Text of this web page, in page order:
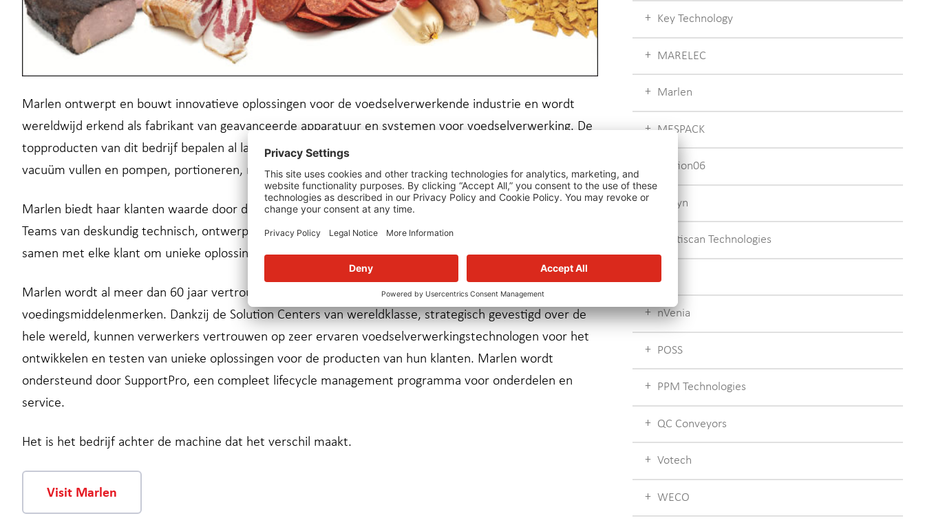
Marlen ontwerpt en bouwt innovatieve oplossingen voor de voedselverwerkende industrie en wordt
wereldwijd erkend als fabrikant van geavanceerde apparatuur en systemen voor voedselverwerking. De
topproducten van dit bedrijf bepalen al lange tijd de norm voor kwaliteit en prestaties op het gebied van
vacuüm vullen en pompen, portioneren, maatverkleining, thermische verwerking en voedselverwerking.
Marlen biedt haar klanten waarde door de hoogste consistentie, nauwkeurigheid en productintegriteit.
Teams van deskundig technisch, ontwerp- en technisch personeel adviseren, schakelen en werken
samen met elke klant om unieke oplossingen voor hun bedrijf te creëren.
Marlen wordt al meer dan 60 jaar vertrouwd door 's werelds toonaangevende
voedingsmiddelenmerken. Dankzij de Solution Centers van wereldklasse, strategisch gevestigd over de
hele wereld, kunnen verwerkers vertrouwen op zeer ervaren voedselverwerkingstechnologen voor het
ontwikkelen en testen van unieke oplossingen voor de producten van hun klanten. Marlen wordt
ondersteund door SupportPro, een compleet lifecycle management programma voor onderdelen en
service.
Het is het bedrijf achter de machine dat het verschil maakt.
Visit Marlen
Key Technology
MARELEC
Marlen
MESPACK
Motion06
Pattyn
Multiscan Technologies
nVenia
POSS
PPM Technologies
QC Conveyors
Votech
WECO